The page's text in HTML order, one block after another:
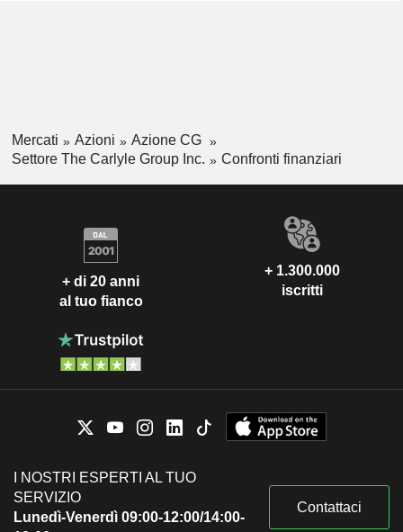
Mercati Azioni
Azione CG
Settore The Carlyle Group Inc.
Confronti finanziari
+ di 20 anni
al tuo fianco
+ 1.300.000
iscritti
I NOSTRI ESPERTI AL TUO
SERVIZIO
Lunedì-Venerdì 09:00-12:00/14:00-
Contattaci